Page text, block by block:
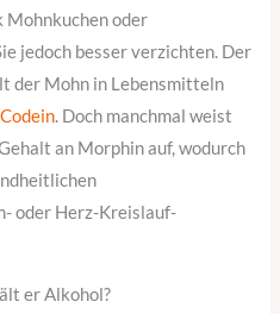
Mohnkuchen oder
jedoch besser verzichten. Der
der Mohn in Lebensmitteln
Codein. Doch manchmal weist
an Morphin auf, wodurch
oder Herz-Kreislauf-
er Alkohol?